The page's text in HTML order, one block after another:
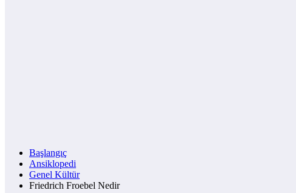
Başlangıç
Ansiklopedi
Genel Kültür
Friedrich Froebel Nedir